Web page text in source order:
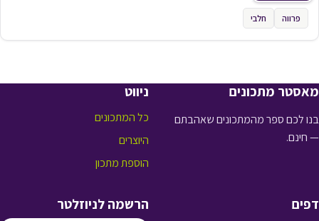
פרווה חלבי
מאסטר מתכונים
בנו לכם ספר מהמתכונים שאהבתם
— חינם.
ניווט
כל המתכונים
היוצרים
הוספת מתכון
דפים הרשמה לניוזלטר